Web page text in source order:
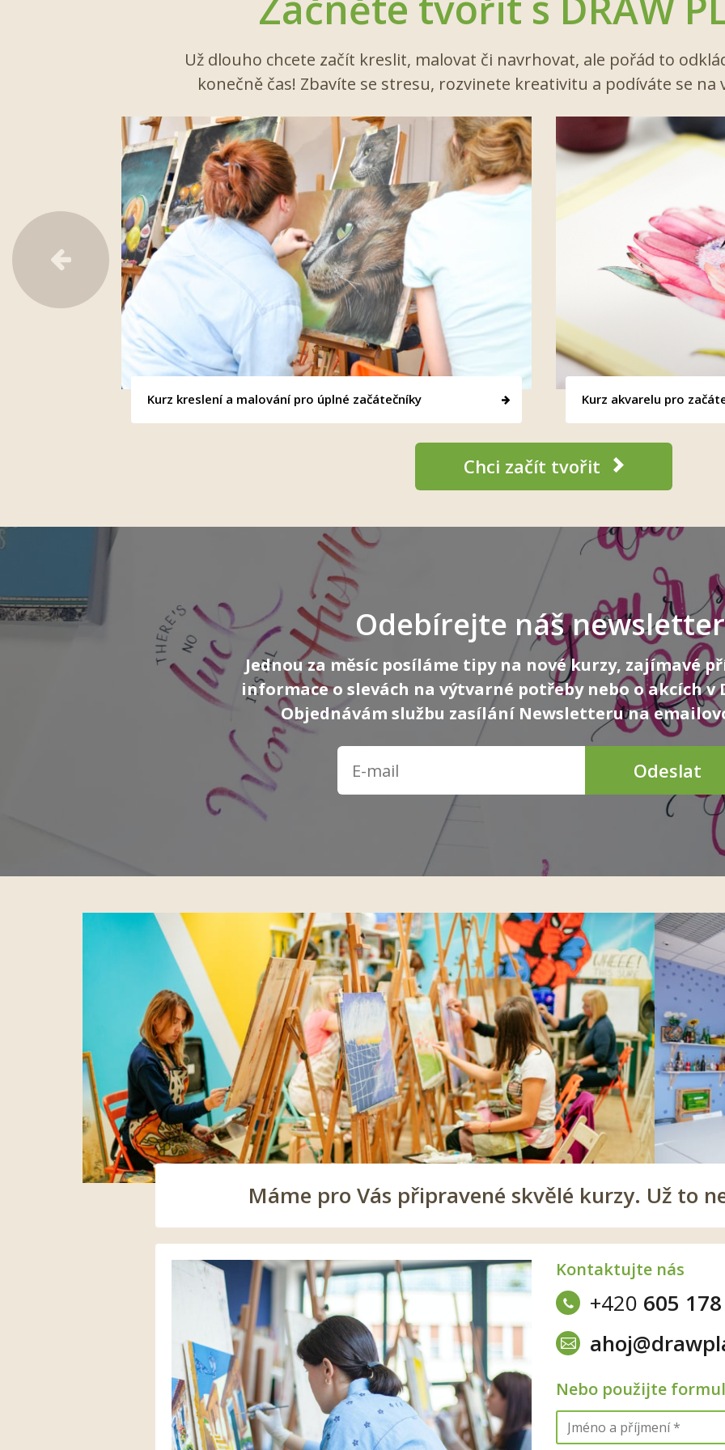
Už dlouho chcete začít kreslit, malovat či navrhovat, ale pořád to
konečně čas! Zbavíte se stresu, rozvinete kreativitu a podíváte se na
Předchozí
Kurz kreslení a malování pro úplné začátečníky Kurz akvarelu pro
Chci začít tvořit
Odebírejte náš
Jednou za měsíc posíláme tipy na nové kurzy, zajímavé
informace o slevách na výtvarné potřeby nebo o akcích v
Objednávám službu zasílání Newsletteru na
Odeslat
Máme pro Vás připravené skvělé kurzy. Už to
Kontaktujte nás
+420 605
Nebo použijte